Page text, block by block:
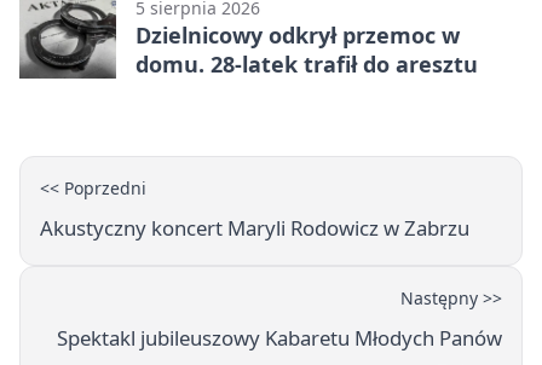
5 sierpnia 2026
Dzielnicowy odkrył przemoc w
domu. 28-latek trafił do aresztu
<< Poprzedni
Akustyczny koncert Maryli Rodowicz w Zabrzu
Następny >>
Spektakl jubileuszowy Kabaretu Młodych Panów